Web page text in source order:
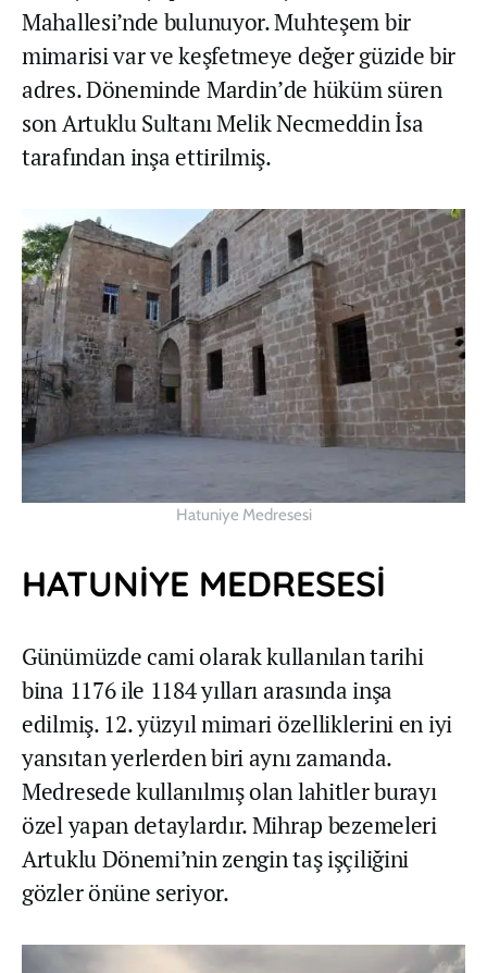
Mahallesi’nde bulunuyor. Muhteşem bir
mimarisi var ve keşfetmeye değer güzide bir
adres. Döneminde Mardin’de hüküm süren
son Artuklu Sultanı Melik Necmeddin İsa
tarafından inşa ettirilmiş.
Hatuniye Medresesi
HATUNİYE MEDRESESİ
Günümüzde cami olarak kullanılan tarihi
bina 1176 ile 1184 yılları arasında inşa
edilmiş. 12. yüzyıl mimari özelliklerini en iyi
yansıtan yerlerden biri aynı zamanda.
Medresede kullanılmış olan lahitler burayı
özel yapan detaylardır. Mihrap bezemeleri
Artuklu Dönemi’nin zengin taş işçiliğini
gözler önüne seriyor.